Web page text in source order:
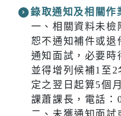
錄取通知及相關作
一、相關資料未檢
恕不通知補件或退
通知面試，必要時
並得增列候補1至
定之翌日起算5個
課蕭課長，電話：
二、未獲通知面試